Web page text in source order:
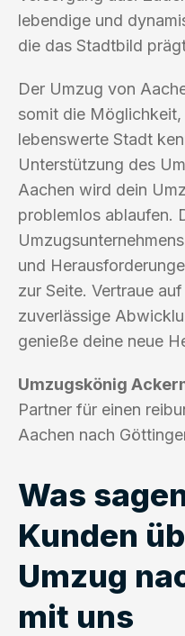
lebendige und
die das Stadtbild
Der Umzug von
somit die
lebenswerte Stadt
Unterstützung des
Aachen wird dein
problemlos ablaufen.
und
zur Seite. Vertraue
zuverlässige
genieße deine neue
Umzugskönig
Partner für einen
Aachen nach
Was
Kunden
Umzug
mit uns